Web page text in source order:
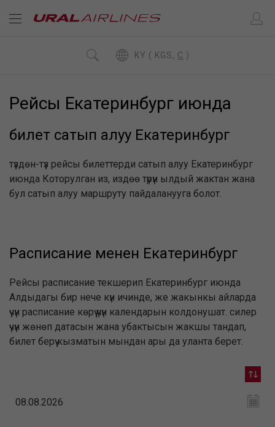
KY ( KGS, C )
Рейсы Екатеринбург июнда
билет сатып алуу Екатеринбург
түздөн-түз рейсы билеттерди сатып алуу Екатеринбург
июнда Которулган из, издөө түрүн ылдый жактан жана
бул сатып алуу маршруту пайдаланууга болот.
Расписание менен Екатеринбург
Рейсы расписание текшерип Екатеринбург июнда
Алдыдагы бир нече күн ичинде, же жакынкы айларда
үчүн расписание көрүү үчүн календарын колдонушат. силер
үчүн жөнөп датасын жана убактысын жакшы тандап,
билет берүү кызматын мындан ары да уланта берет.